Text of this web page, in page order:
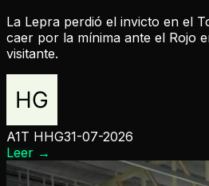
La Lepra perdió el invicto en el
caer por la mínima ante el Rojo
visitante.
A1T HHG31-07-2026
Leer →